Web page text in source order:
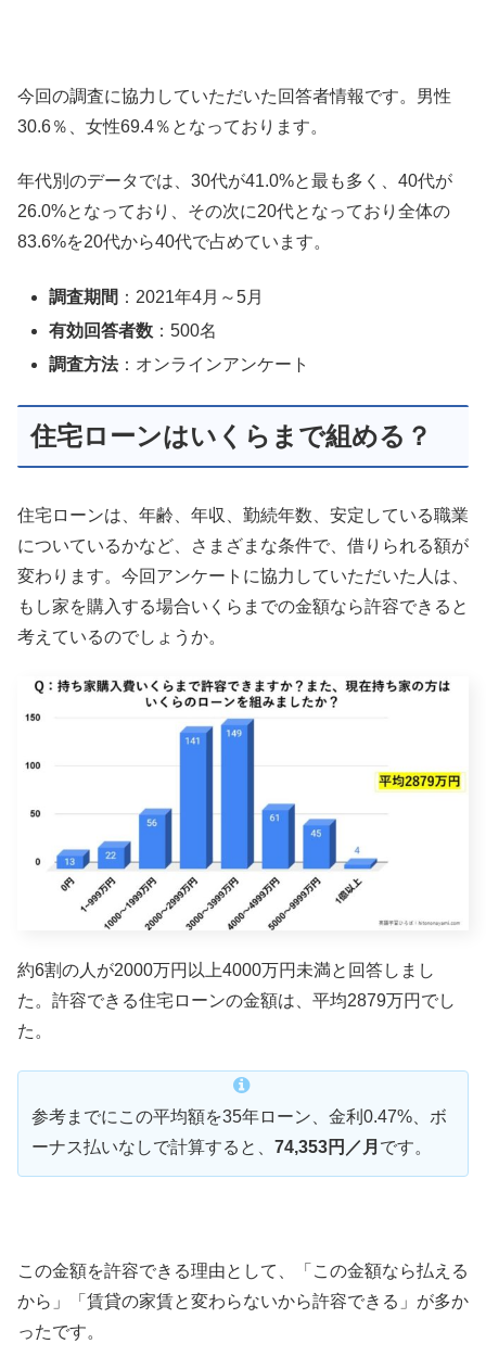
今回の調査に協力していただいた回答者情報です。男性
30.6％、女性69.4％となっております。
年代別のデータでは、30代が41.0%と最も多く、40代が
26.0%となっており、その次に20代となっており全体の
83.6%を20代から40代で占めています。
調査期間 ：2021年4月～5月
有効回答者数 ：500名
調査方法：オンラインアンケート
住宅ローンはいくらまで組める？
住宅ローンは、年齢、年収、勤続年数、安定している職業
についているかなど、さまざまな条件で、借りられる額が
変わります。今回アンケートに協力していただいた人は、
もし家を購入する場合いくらまでの金額なら許容できると
考えているのでしょうか。
約6割の人が2000万円以上4000万円未満と回答しまし
た。許容できる住宅ローンの金額は、平均2879万円でし
た。
参考までにこの平均額を35年ローン、金利0.47%、ボ
ーナス払いなしで計算すると、 74,353円／月 です。
この金額を許容できる理由として、「この金額なら払える
から」「賃貸の家賃と変わらないから許容できる」が多か
ったです。